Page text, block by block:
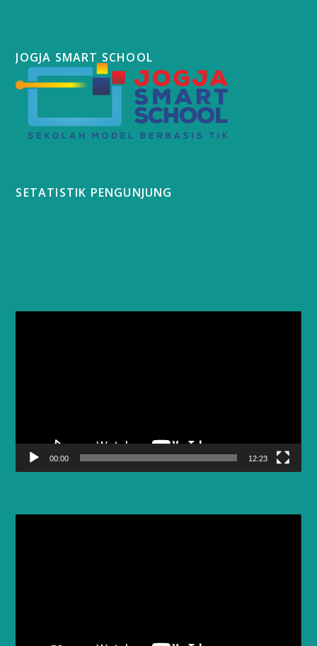
JOGJA SMART SCHOOL
SETATISTIK PENGUNJUNG
00:00 12:23